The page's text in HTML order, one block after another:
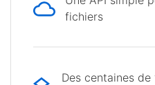
fichiers
Des centaines